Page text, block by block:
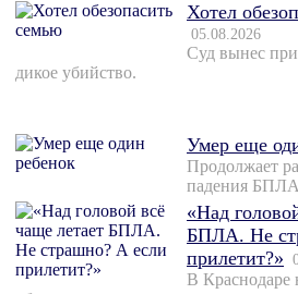
Хотел
05.08.2026
Суд вынес
дикое убийство.
Умер еще
Продолжает
падения
«Над
БПЛА. Не
прилетит?»
В Краснодаре